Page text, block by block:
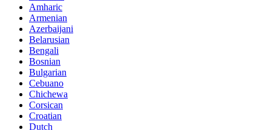
Amharic
Armenian
Azerbaijani
Belarusian
Bengali
Bosnian
Bulgarian
Cebuano
Chichewa
Corsican
Croatian
Dutch